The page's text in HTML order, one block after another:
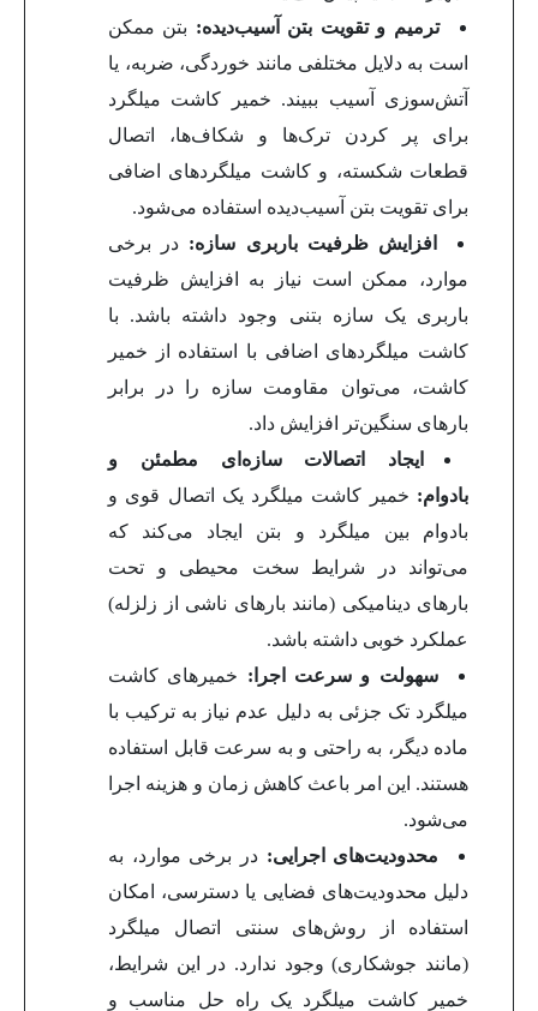
ترمیم و تقویت بتن آسیب‌دیده: بتن ممکن
است به دلایل مختلفی مانند خوردگی، ضربه، یا
آتش‌سوزی آسیب ببیند. خمیر کاشت میلگرد
برای پر کردن ترک‌ها و شکاف‌ها، اتصال
قطعات شکسته، و کاشت میلگردهای اضافی
برای تقویت بتن آسیب‌دیده استفاده می‌شود.
افزایش ظرفیت باربری سازه: در برخی
موارد، ممکن است نیاز به افزایش ظرفیت
باربری یک سازه بتنی وجود داشته باشد. با
کاشت میلگردهای اضافی با استفاده از خمیر
کاشت، می‌توان مقاومت سازه را در برابر
بارهای سنگین‌تر افزایش داد.
ایجاد اتصالات سازه‌ای مطمئن و
بادوام: خمیر کاشت میلگرد یک اتصال قوی و
بادوام بین میلگرد و بتن ایجاد می‌کند که
می‌تواند در شرایط سخت محیطی و تحت
بارهای دینامیکی (مانند بارهای ناشی از زلزله)
عملکرد خوبی داشته باشد.
سهولت و سرعت اجرا: خمیرهای کاشت
میلگرد تک جزئی به دلیل عدم نیاز به ترکیب با
ماده دیگر، به راحتی و به سرعت قابل استفاده
هستند. این امر باعث کاهش زمان و هزینه اجرا
می‌شود.
محدودیت‌های اجرایی: در برخی موارد، به
دلیل محدودیت‌های فضایی یا دسترسی، امکان
استفاده از روش‌های سنتی اتصال میلگرد
(مانند جوشکاری) وجود ندارد. در این شرایط،
خمیر کاشت میلگرد یک راه حل مناسب و